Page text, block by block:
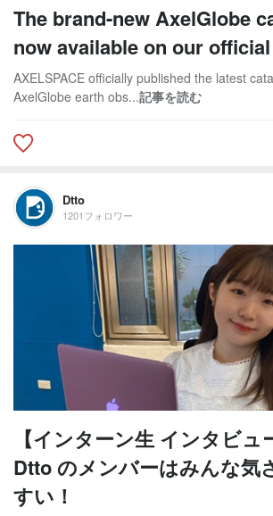
The brand-new AxelGlobe
now available on our
AXELSPACE officially published the latest
AxelGlobe earth obs...記事を読む
Dtto
1201フォロワー
【インターン生 インタビュ
Dtto のメンバーはみんな気
すい！